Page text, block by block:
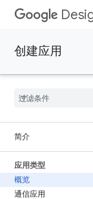
创建应用
简介
应用类型
概览
通信应用